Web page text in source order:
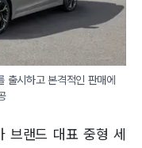
시하고 본격적인 판매에
브랜드 대표 중형 세